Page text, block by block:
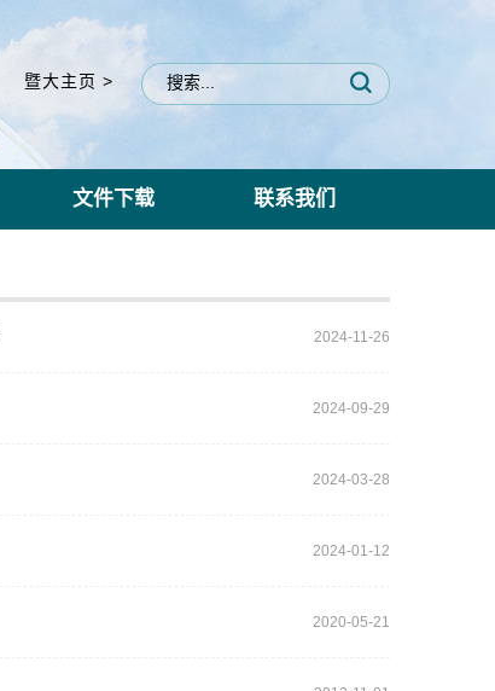
暨大主页 >
文件下载 联系我们
2024-11-26
2024-09-29
2024-03-28
2024-01-12
2020-05-21